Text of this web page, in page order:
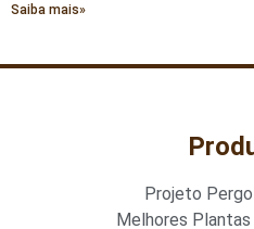
Saiba mais»
Projeto
Melhores